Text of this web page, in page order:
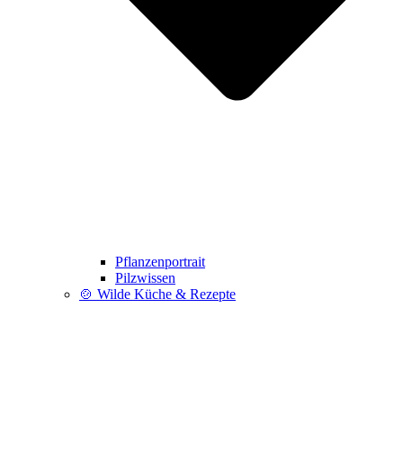
Pflanzenportrait
Pilzwissen
🍲 Wilde Küche & Rezepte